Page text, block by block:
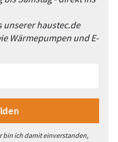
unserer haustec.de
Wärmepumpen und E-
bin ich damit einverstanden,